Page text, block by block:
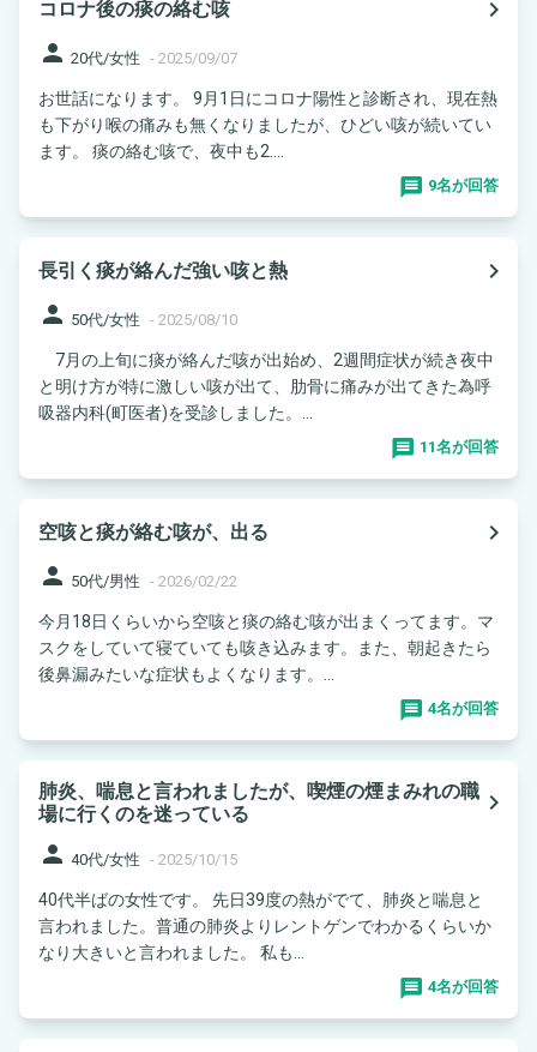
コロナ後の痰の絡む咳
navigate_next
person 20代/女性 - 2025/09/07
お世話になります。 9月1日にコロナ陽性と診断され、現在熱
も下がり喉の痛みも無くなりましたが、ひどい咳が続いてい
ます。 痰の絡む咳で、夜中も2....
9名が回答
長引く痰が絡んだ強い咳と熱
navigate_next
person 50代/女性 - 2025/08/10
7月の上旬に痰が絡んだ咳が出始め、2週間症状が続き夜中
と明け方が特に激しい咳が出て、肋骨に痛みが出てきた為呼
吸器内科(町医者)を受診しました。...
11名が回答
空咳と痰が絡む咳が、出る
navigate_next
person 50代/男性 - 2026/02/22
今月18日くらいから空咳と痰の絡む咳が出まくってます。マ
スクをしていて寝ていても咳き込みます。また、朝起きたら
後鼻漏みたいな症状もよくなります。...
4名が回答
肺炎、喘息と言われましたが、喫煙の煙まみれの職
場に行くのを迷っている
navigate_next
person 40代/女性 - 2025/10/15
40代半ばの女性です。 先日39度の熱がでて、肺炎と喘息と
言われました。普通の肺炎よりレントゲンでわかるくらいか
なり大きいと言われました。 私も...
4名が回答